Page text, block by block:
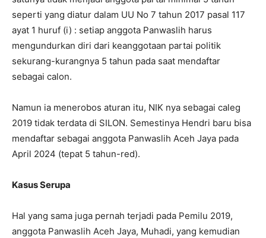
seperti yang diatur dalam UU No 7 tahun 2017 pasal 117
ayat 1 huruf (i) : setiap anggota Panwaslih harus
mengundurkan diri dari keanggotaan partai politik
sekurang-kurangnya 5 tahun pada saat mendaftar
sebagai calon.
Namun ia menerobos aturan itu, NIK nya sebagai caleg
2019 tidak terdata di SILON. Semestinya Hendri baru bisa
mendaftar sebagai anggota Panwaslih Aceh Jaya pada
April 2024 (tepat 5 tahun-red).
Kasus Serupa
Hal yang sama juga pernah terjadi pada Pemilu 2019,
anggota Panwaslih Aceh Jaya, Muhadi, yang kemudian